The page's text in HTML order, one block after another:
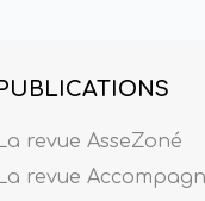
La revue AsseZoné
La revue